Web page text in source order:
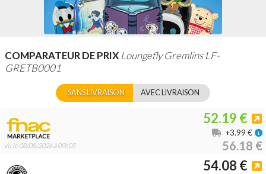
COMPARATEUR DE PRIX Loungefly Gremlins LF-
GRETB0001
SANS LIVRAISON AVEC LIVRAISON
Vu le 08/08/2026 à 09h05
52.19 €
56.18 €
+3.99 €
54.08 €